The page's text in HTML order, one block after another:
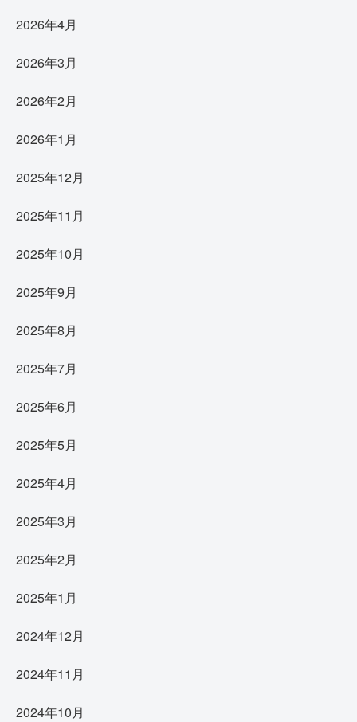
2026年4月
2026年3月
2026年2月
2026年1月
2025年12月
2025年11月
2025年10月
2025年9月
2025年8月
2025年7月
2025年6月
2025年5月
2025年4月
2025年3月
2025年2月
2025年1月
2024年12月
2024年11月
2024年10月